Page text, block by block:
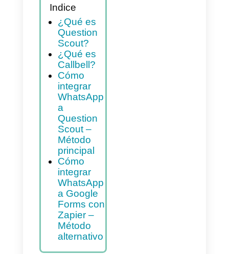
Indice
¿Qué es
Question
Scout?
¿Qué es
Callbell?
Cómo
integrar
WhatsApp
a
Question
Scout –
Método